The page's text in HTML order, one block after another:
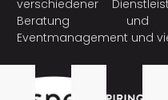
verschiedener
Beratung und
Eventmanagement und